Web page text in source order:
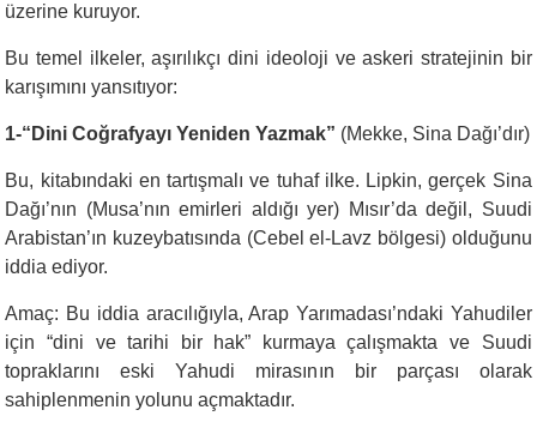
üzerine kuruyor.
Bu temel ilkeler, aşırılıkçı dini ideoloji ve askeri stratejinin bir
karışımını yansıtıyor:
1-“Dini Coğrafyayı Yeniden Yazmak” (Mekke, Sina Dağı’dır)
Bu, kitabındaki en tartışmalı ve tuhaf ilke. Lipkin, gerçek Sina
Dağı’nın (Musa’nın emirleri aldığı yer) Mısır’da değil, Suudi
Arabistan’ın kuzeybatısında (Cebel el-Lavz bölgesi) olduğunu
iddia ediyor.
Amaç: Bu iddia aracılığıyla, Arap Yarımadası’ndaki Yahudiler
için “dini ve tarihi bir hak” kurmaya çalışmakta ve Suudi
topraklarını eski Yahudi mirasının bir parçası olarak
sahiplenmenin yolunu açmaktadır.